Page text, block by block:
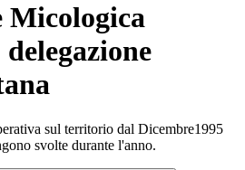
Micologica
sul territorio dal Dicembre1995
svolte durante l'anno.